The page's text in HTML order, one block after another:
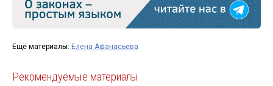
Ещё материалы: Елена Афанасьева
Рекомендуемые материалы